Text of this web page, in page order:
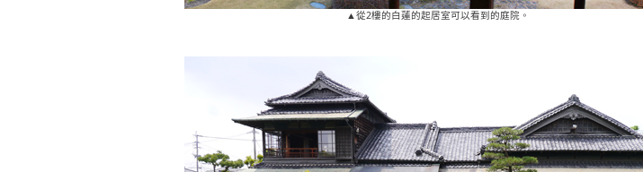
▲從2樓的白蓮的起居室可以看到的庭院。